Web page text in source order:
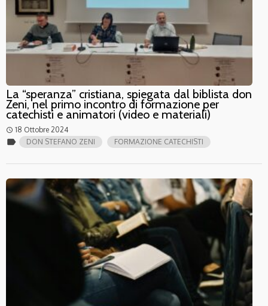
La “speranza” cristiana, spiegata dal biblista don
Zeni, nel primo incontro di formazione per
catechisti e animatori (video e materiali)
access_time 18 Ottobre 2024
label DON STEFANO ZENI FORMAZIONE CATECHISTI